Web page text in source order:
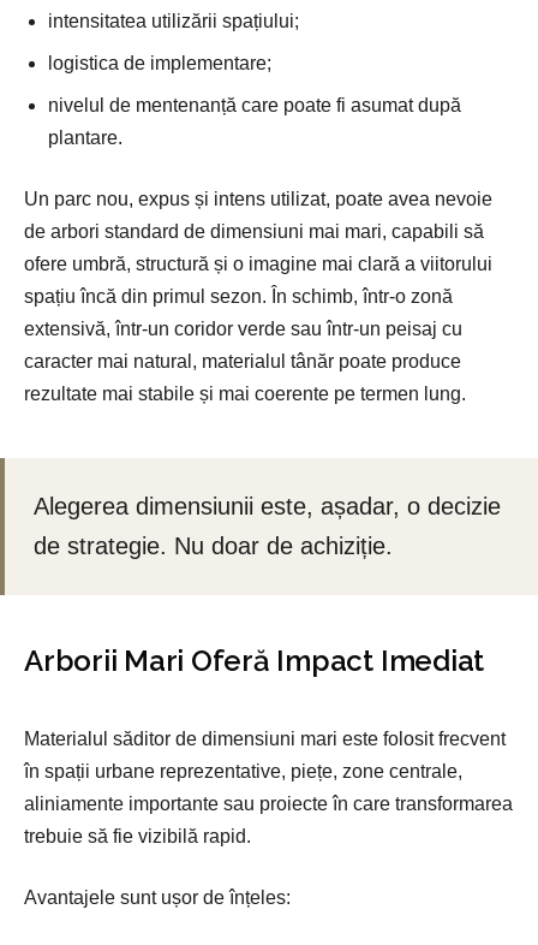
intensitatea utilizării spațiului;
logistica de implementare;
nivelul de mentenanță care poate fi asumat după
plantare.
Un parc nou, expus și intens utilizat, poate avea nevoie
de arbori standard de dimensiuni mai mari, capabili să
ofere umbră, structură și o imagine mai clară a viitorului
spațiu încă din primul sezon. În schimb, într-o zonă
extensivă, într-un coridor verde sau într-un peisaj cu
caracter mai natural, materialul tânăr poate produce
rezultate mai stabile și mai coerente pe termen lung.
Alegerea dimensiunii este, așadar, o decizie
de strategie. Nu doar de achiziție.
Arborii Mari Oferă Impact Imediat
Materialul săditor de dimensiuni mari este folosit frecvent
în spații urbane reprezentative, piețe, zone centrale,
aliniamente importante sau proiecte în care transformarea
trebuie să fie vizibilă rapid.
Avantajele sunt ușor de înțeles: